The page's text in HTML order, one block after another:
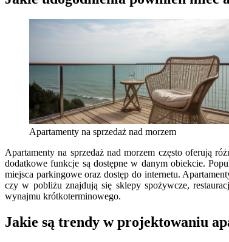
Apartamenty na sprzedaż nad morzem
Apartamenty na sprzedaż nad morzem często oferują
dodatkowe funkcje są dostępne w danym obiekcie.
miejsca parkingowe oraz dostęp do internetu.
czy w pobliżu znajdują się sklepy spożywcze,
wynajmu krótkoterminowego.
Jakie są trendy w projektowaniu